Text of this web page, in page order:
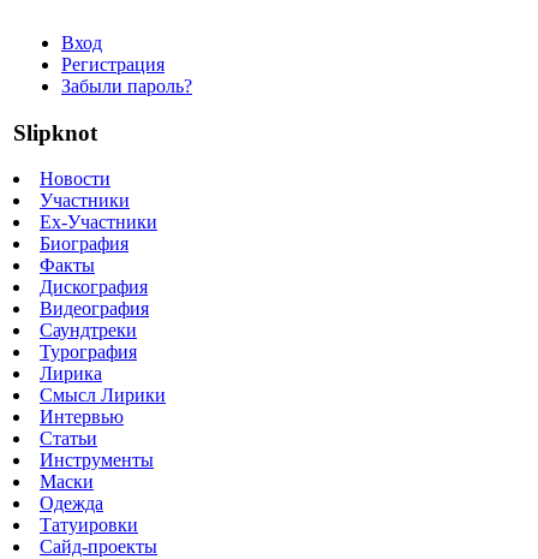
Вход
Регистрация
Забыли пароль?
Slipknot
Новости
Участники
Ex-Участники
Биография
Факты
Дискография
Видеография
Саундтреки
Турография
Лирика
Смысл Лирики
Интервью
Статьи
Инструменты
Маски
Одежда
Татуировки
Сайд-проекты